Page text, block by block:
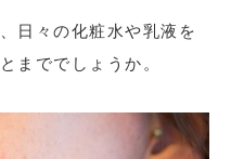
日々の化粧水や乳液を
まででしょうか。